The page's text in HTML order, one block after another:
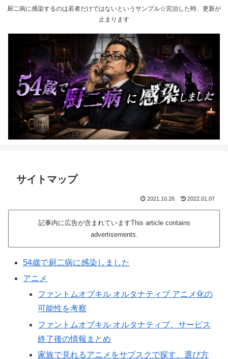
厨二病に感染するのは若者だけではないというサンプル☆完治した時、更新が
止まります
サイトマップ
2021.10.26 2022.01.07
記事内に広告が含まれていますThis article contains
advertisements.
54歳で厨二病に感染しました
アニメ
ファントムオブキル オルタナティブ アニメ化の
可能性を考察
ファントムオブキル オルタナティブ、サービス
終了後の情報まとめ
家族で見れるアニメをサブスクで探す、選び方